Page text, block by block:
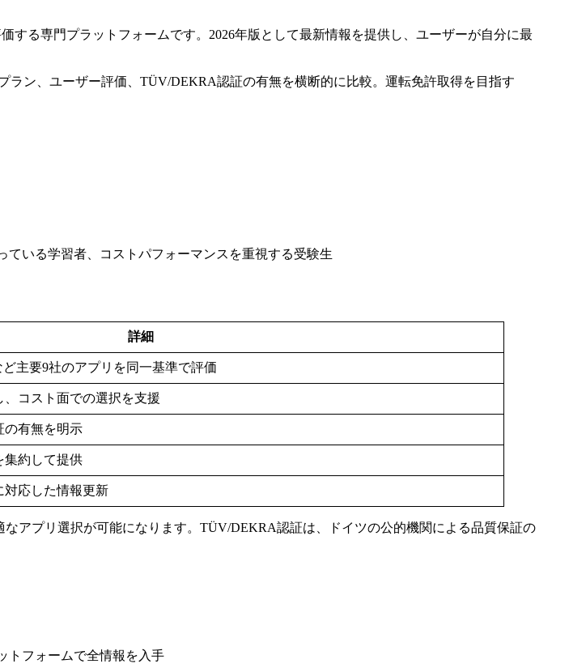
する専門プラットフォームです。2026年版として最新情報を提供し、ユーザーが自分に最
ラン、ユーザー評価、TÜV/DEKRA認証の有無を横断的に比較。運転免許取得を目指す
ている学習者、コストパフォーマンスを重視する受験生
詳細
ど主要9社のアプリを同一基準で評価
コスト面での選択を支援
の有無を明示
集約して提供
対応した情報更新
アプリ選択が可能になります。TÜV/DEKRA認証は、ドイツの公的機関による品質保証の
トフォームで全情報を入手